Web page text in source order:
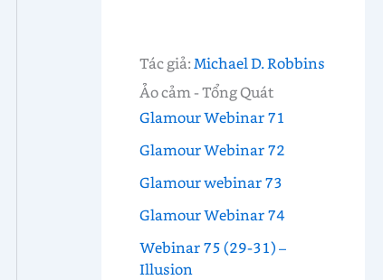
Tác giả:Michael D. Robbins
Ảo cảm - Tổng Quát
Glamour Webinar 71
Glamour Webinar 72
Glamour webinar 73
Glamour Webinar 74
Webinar 75 (29-31) –
Illusion